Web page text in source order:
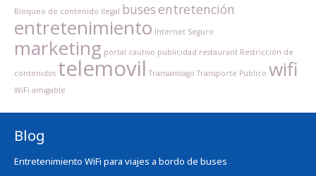
Bloqueo de contenido ilegal busesentretención
entretenimiento Internet Seguro
marketing portal cautivo publicidad restaurant Restricción de
contenidos telemovil Transantiago Transporte Público wifi
WiFi amigable
Blog
Entretenimiento WiFi para viajes a bordo de buses